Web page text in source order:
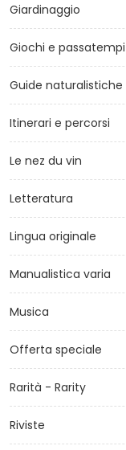
Giardinaggio
Giochi e passatempi
Guide naturalistiche
Itinerari e percorsi
Le nez du vin
Letteratura
Lingua originale
Manualistica varia
Musica
Offerta speciale
Rarità - Rarity
Riviste